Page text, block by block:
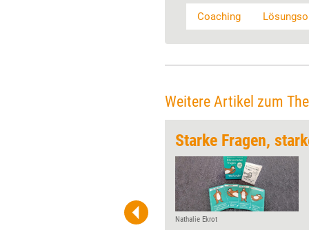
Coaching
Weitere Artikel zum
Starke Fragen,
Nathalie Ekrot